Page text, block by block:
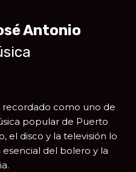
Antonio
recordado como uno de
popular de Puerto
el disco y la televisión lo
del bolero y la